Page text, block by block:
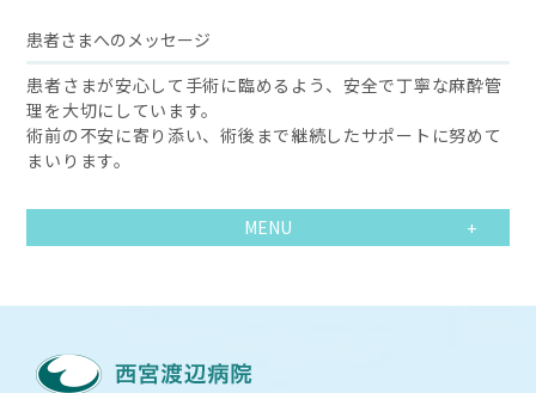
患者さまへのメッセージ
患者さまが安心して手術に臨めるよう、安全で丁寧な麻酔管
理を大切にしています。
術前の不安に寄り添い、術後まで継続したサポートに努めて
まいります。
MENU